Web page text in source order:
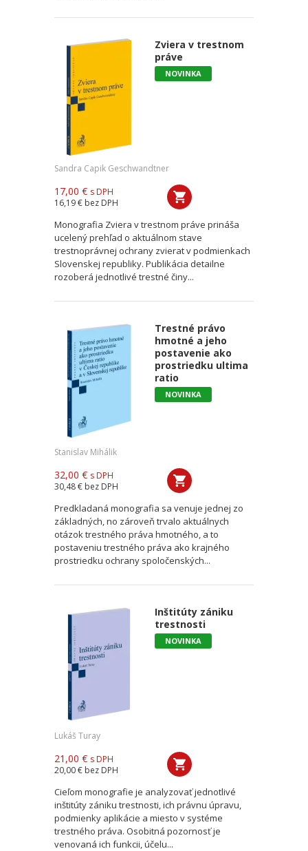
Zviera v trestnom
práve
NOVINKA
Sandra Capik Geschwandtner
17,00 € s DPH
16,19 € bez DPH
Monografia Zviera v trestnom práve prináša
ucelený prehľad o aktuálnom stave
trestnoprávnej ochrany zvierat v podmienkach
Slovenskej republiky. Publikácia detailne
rozoberá jednotlivé trestné činy...
Trestné právo
hmotné a jeho
postavenie ako
prostriedku ultima
ratio
NOVINKA
Stanislav Mihálik
32,00 € s DPH
30,48 € bez DPH
Predkladaná monografia sa venuje jednej zo
základných, no zároveň trvalo aktuálnych
otázok trestného práva hmotného, a to
postaveniu trestného práva ako krajného
prostriedku ochrany spoločenských...
Inštitúty zániku
trestnosti
NOVINKA
Lukáš Turay
21,00 € s DPH
20,00 € bez DPH
Cieľom monografie je analyzovať jednotlivé
inštitúty zániku trestnosti, ich právnu úpravu,
podmienky aplikácie a miesto v systéme
trestného práva. Osobitná pozornosť je
venovaná ich funkcii, účelu...